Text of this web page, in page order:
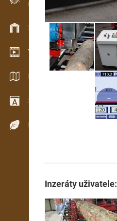
Evidence dřeva v terénu
Skladové hospodářství
Video showroom
Katalogy / Brožury
Slovník
Dřeviny
Inzeráty uživatele: